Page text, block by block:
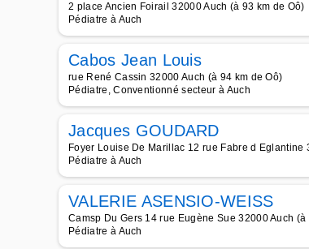
2 place Ancien Foirail 32000 Auch (à 93 km de Oô)
Pédiatre à Auch
Cabos Jean Louis
rue René Cassin 32000 Auch (à 94 km de Oô)
Pédiatre, Conventionné secteur à Auch
Jacques GOUDARD
Foyer Louise De Marillac 12 rue Fabre d Eglantine
Pédiatre à Auch
VALERIE ASENSIO-WEISS
Camsp Du Gers 14 rue Eugène Sue 32000 Auch (à
Pédiatre à Auch